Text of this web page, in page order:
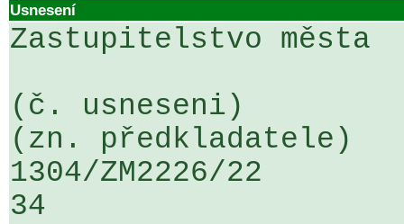
Usnesení
Zastupitelstvo města
(č. usneseni)
(zn. předkladatele)
1304/ZM2226/22
34